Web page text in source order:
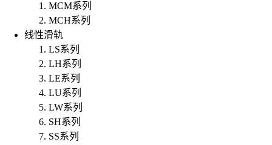
MCM系列
MCH系列
线性滑轨
LS系列
LH系列
LE系列
LU系列
LW系列
SH系列
SS系列